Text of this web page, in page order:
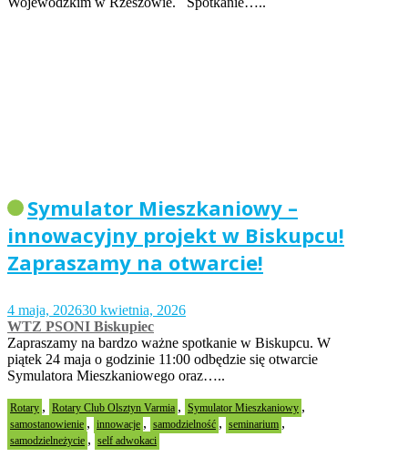
Symulator Mieszkaniowy –
innowacyjny projekt w Biskupcu!
Zapraszamy na otwarcie!
4 maja, 202630 kwietnia, 2026
WTZ PSONI Biskupiec
Zapraszamy na bardzo ważne spotkanie w Biskupcu. W
piątek 24 maja o godzinie 11:00 odbędzie się otwarcie
Symulatora Mieszkaniowego oraz…..
Rotary , Rotary Club Olsztyn Varmia , Symulator Mieszkaniowy ,
samostanowienie , innowacje , samodzielność , seminarium ,
samodzielneżycie , self adwokaci